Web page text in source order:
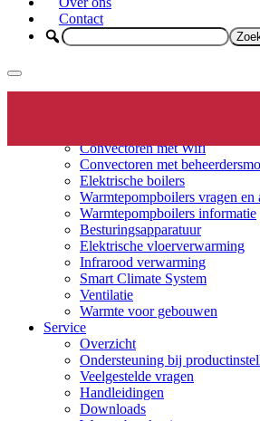
Contact
Convectoren met Wifi
Convectoren met
Elektrische boilers
Warmtepompboilers vragen en
Warmtepompboilers informatie
Besturingsapparatuur
Elektrische vloerverwarming
Infrarood verwarming
Smart Climate System
Ventilatie
Warmte voor gebouwen
Service
Overzicht
Ondersteuning bij
Veelgestelde vragen
Handleidingen
Downloads